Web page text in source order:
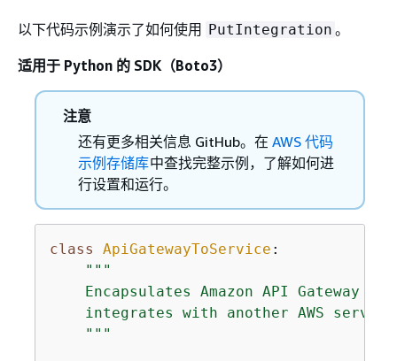
以下代码示例演示了如何使用 PutIntegration 。
适用于 Python 的 SDK（Boto3）
注意
还有更多相关信息 GitHub。在 AWS 代码
示例存储库中查找完整示例，了解如何进
行设置和运行。
class ApiGatewayToService :
"""
Encapsulates Amazon API Gateway
integrates with another AWS
    """